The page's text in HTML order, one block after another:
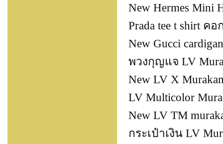
New Hermes Mini
Prada tee t shirt
New Gucci
พวงกุญแจ LV
New LV X
LV Multicolor
New LV TM
กระเป๋าเงิน LV